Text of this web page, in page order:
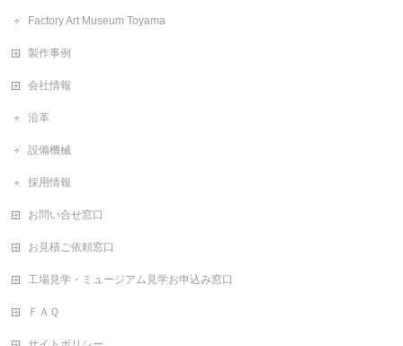
Factory Art Museum Toyama
製作事例
会社情報
沿革
設備機械
採用情報
お問い合せ窓口
お見積ご依頼窓口
工場見学・ミュージアム見学お申込み窓口
ＦＡＱ